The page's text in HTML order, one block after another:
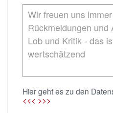
Hier geht es zu den
<<< >>>